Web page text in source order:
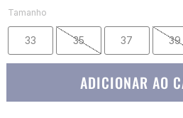
Tamanho
33 35 37 39
ADICIONAR AO